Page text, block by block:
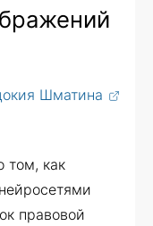
Шматина
том, как
правовой